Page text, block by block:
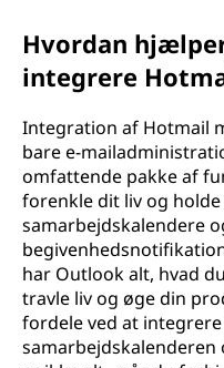
Hvordan
integrere
Integration af Hotmail
bare e-
omfattende pakke af
forenkle dit liv og
samarbejdskalendere
har Outlook alt, hvad
travle liv og øge din
fordele ved at